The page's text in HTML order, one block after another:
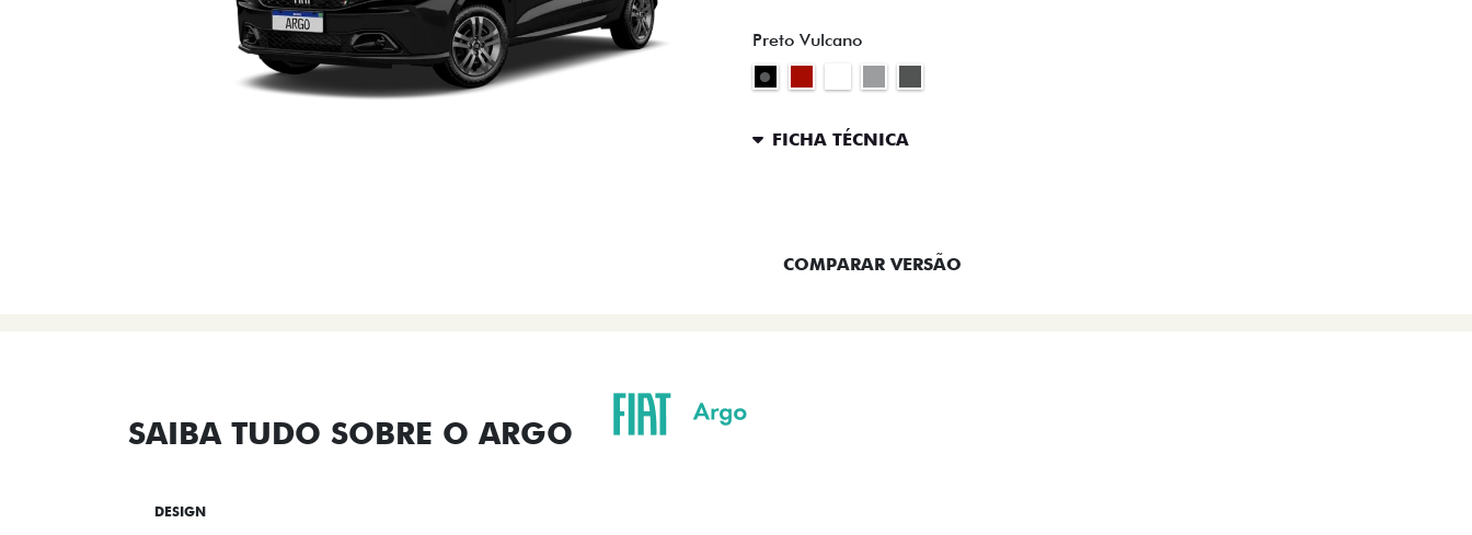
Preto Vulcano
FICHA TÉCNICA
COMPARAR VERSÃO
SAIBA TUDO SOBRE O ARGO
DESIGN